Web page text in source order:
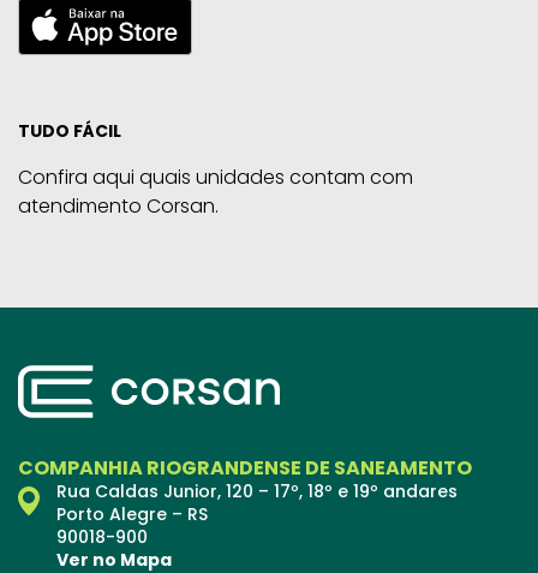
TUDO FÁCIL
Confira aqui quais unidades contam com
atendimento Corsan.
COMPANHIA RIOGRANDENSE DE SANEAMENTO
Rua Caldas Junior, 120 – 17º, 18º e 19º andares
Porto Alegre – RS
90018-900
Ver no Mapa